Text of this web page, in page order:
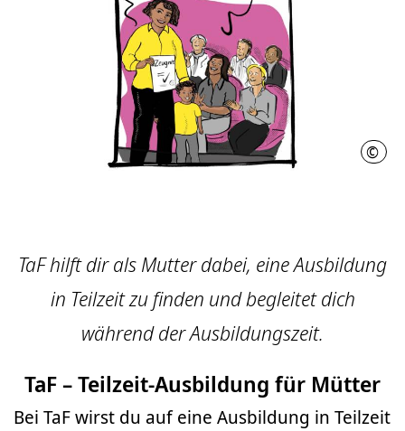
©
TaF hilft dir als Mutter dabei, eine Ausbildung
in Teilzeit zu finden und begleitet dich
während der Ausbildungszeit.
TaF – Teilzeit-Ausbildung für Mütter
Bei TaF wirst du auf eine Ausbildung in Teilzeit